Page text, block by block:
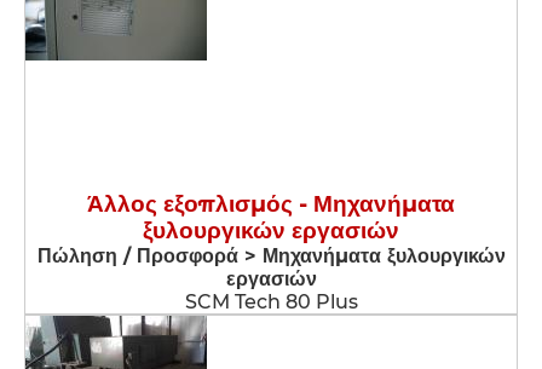
Άλλος εξοπλισμός - Μηχανήματα
ξυλουργικών εργασιών
Πώληση / Προσφορά > Μηχανήματα ξυλουργικών
εργασιών
SCM Tech 80 Plus